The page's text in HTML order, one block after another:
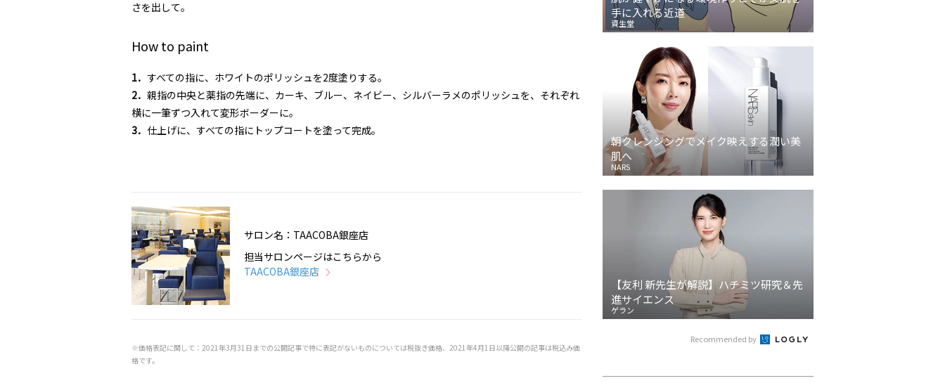
さを出して。
How to paint
1． すべての指に、ホワイトのポリッシュを2度塗りする。
2． 親指の中央と薬指の先端に、カーキ、ブルー、ネイビー、シルバーラメのポリッシュを、それぞれ
横に一筆ずつ入れて変形ボーダーに。
3． 仕上げに、すべての指にトップコートを塗って完成。
サロン名：TAACOBA銀座店
担当サロンページはこちらから
TAACOBA銀座店
※価格表記に関して：2021年3月31日までの公開記事で特に表記がないものについては税抜き価格、2021年4月1日以降公開の記事は税込み価
格です。
手に入れる近道
資生堂
朝クレンジングでメイク映えする潤い美
肌へ
NARS
【友利 新先生が解説】ハチミツ研究＆先
進サイエンス
ゲラン
Recommended by